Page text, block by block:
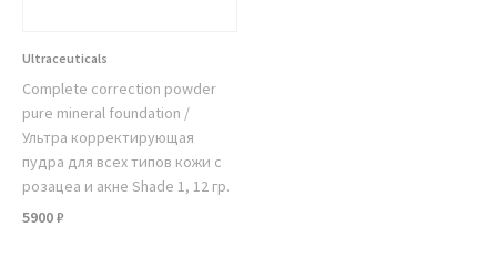
Ultraceuticals
Complete correction powder
pure mineral foundation /
Ультра корректирующая
пудра для всех типов кожи с
розацеа и акне Shade 1, 12 гр.
5900 ₽